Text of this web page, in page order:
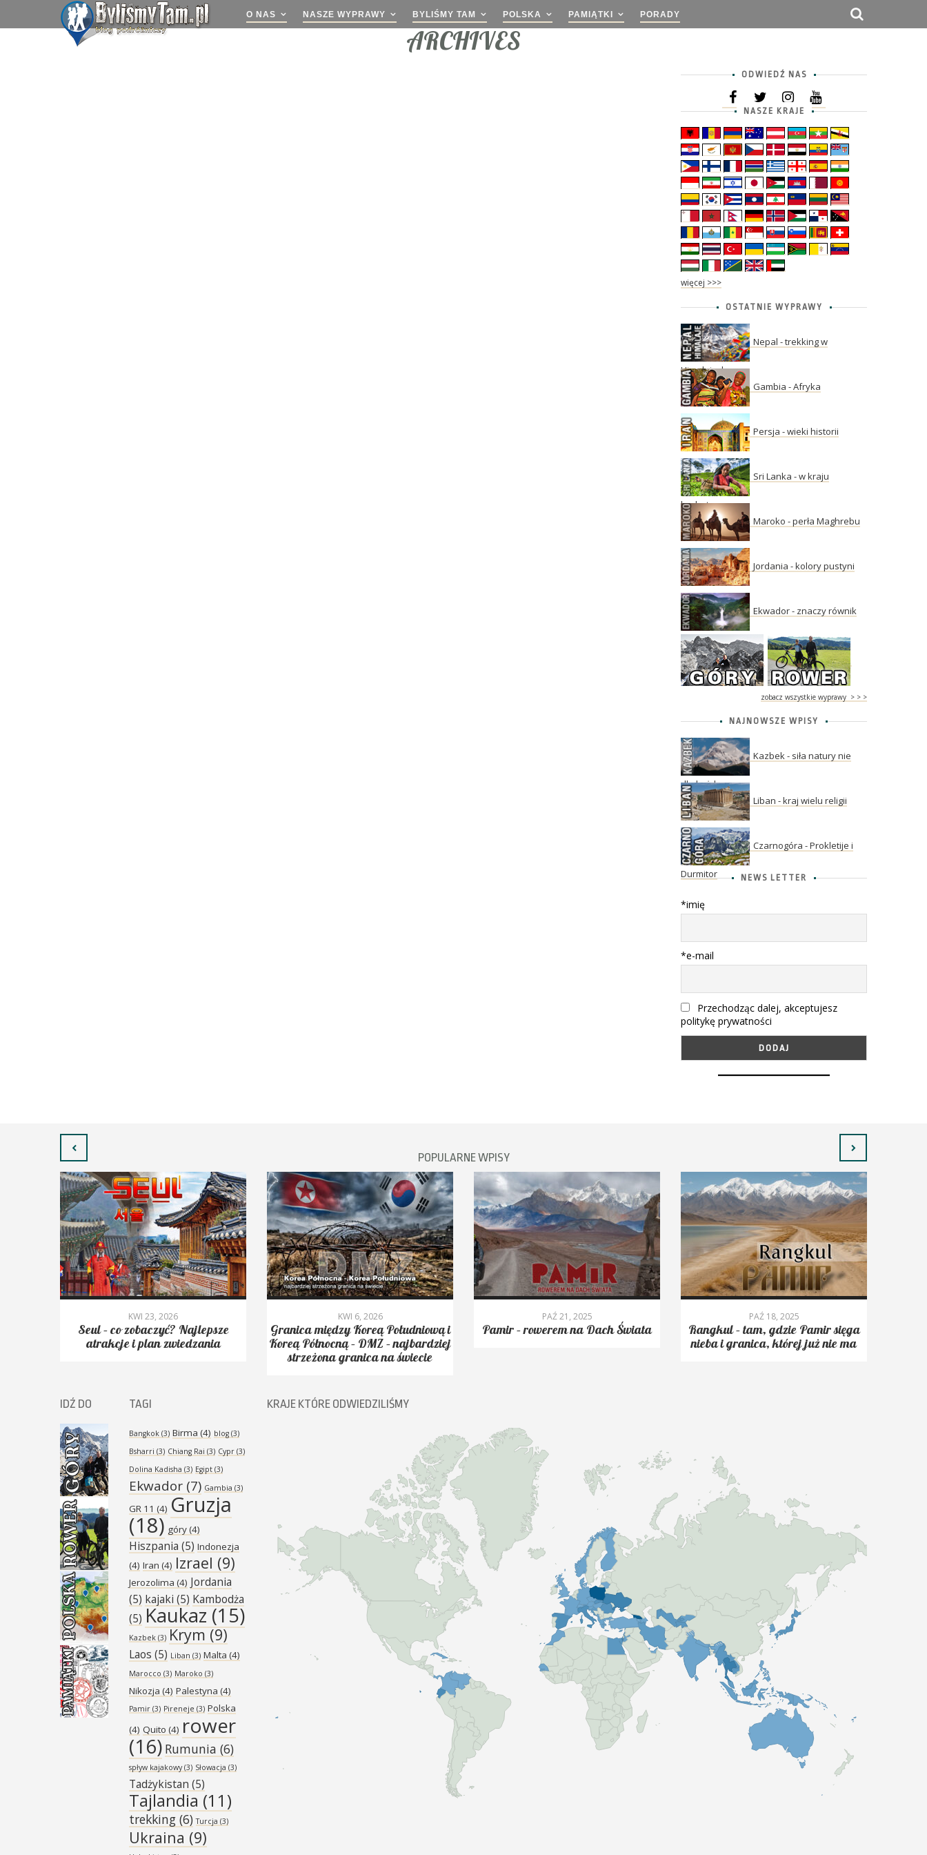
O NAS NASZE WYPRAWY BYLIŚMY TAM POLSKA PAMIĄTKI PORADY
ARCHIVES
ODWIEDŹ NAS
NASZE KRAJE
więcej >>>
OSTATNIE WYPRAWY
Nepal - trekking w
Himalajach
Gambia - Afryka
Persja - wieki historii
Sri Lanka - w kraju
herbaty
Maroko - perła Maghrebu
Jordania - kolory pustyni
Ekwador - znaczy równik
zobacz wszystkie wyprawy > > >
NAJNOWSZE WPISY
Kazbek - siła natury nie
dla każdego
Liban - kraj wielu religii
Czarnogóra - Prokletije i
Durmitor NEWS LETTER
*imię
*e-mail
Przechodząc dalej, akceptujesz
politykę prywatności
POPULARNE WPISY
KWI 23, 2026
Seul – co zobaczyć? Najlepsze
atrakcje i plan zwiedzania
KWI 6, 2026
Granica między Koreą Południową i
Koreą Północną – DMZ – najbardziej
strzeżona granica na świecie
PAŹ 21, 2025
Pamir – rowerem na Dach Świata
PAŹ 18, 2025
Rangkul – tam, gdzie Pamir sięga
nieba i granica, której już nie ma
IDŹ DO TAGI
Bangkok (3) Birma (4) blog (3)
Bsharri (3) Chiang Rai (3) Cypr (3)
Dolina Kadisha (3) Egipt (3)
Ekwador (7) Gambia (3)
GR 11 (4) Gruzja
(18) góry(4)
Hiszpania (5) Indonezja
(4) Iran (4) Izrael (9)
Jerozolima (4) Jordania
(5) kajaki (5) Kambodża
(5) Kaukaz(15)
Kazbek (3) Krym(9)
Laos (5) Liban (3) Malta (4)
Marocco (3) Maroko (3)
Nikozja (4) Palestyna (4)
Pamir (3) Pireneje (3) Polska
(4) Quito (4) rower
(16) Rumunia (6)
spływ kajakowy(3) Słowacja (3)
Tadżykistan (5)
Tajlandia (11)
trekking (6) Turcja (3)
Ukraina (9)
KRAJE KTÓRE ODWIEDZILIŚMY